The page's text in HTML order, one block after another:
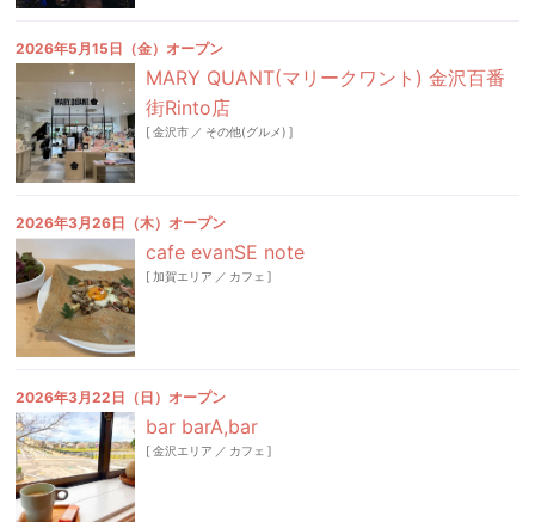
2026年5月15日（金）オープン
MARY QUANT(マリークワント) 金沢百番
街Rinto店
[金沢市 ／ その他(グルメ) ]
2026年3月26日（木）オープン
cafe evanSE note
[ 加賀エリア ／ カフェ ]
2026年3月22日（日）オープン
bar barA,bar
[金沢エリア ／ カフェ ]